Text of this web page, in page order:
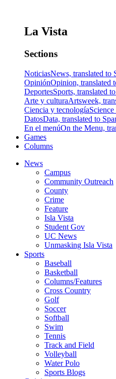
La Vista
Sections
NoticiasNews, translated to
OpiniónOpinion, translated
DeportesSports, translated
Arte y culturaArtsweek,
Ciencia y tecnología
DatosData, translated to
En el menúOn the Menu,
Games
Columns
News
Campus
Community Outreach
County
Crime
Feature
Isla Vista
Student Gov
UC News
Unmasking Isla Vista
Sports
Baseball
Basketball
Columns/Features
Cross Country
Golf
Soccer
Softball
Swim
Tennis
Track and Field
Volleyball
Water Polo
Sports Blogs